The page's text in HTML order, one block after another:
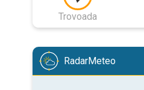
Trovoada
RadarMeteo